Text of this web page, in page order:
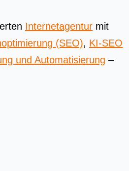
Internetagentur mit
(SEO), KI-SEO
und Automatisierung –